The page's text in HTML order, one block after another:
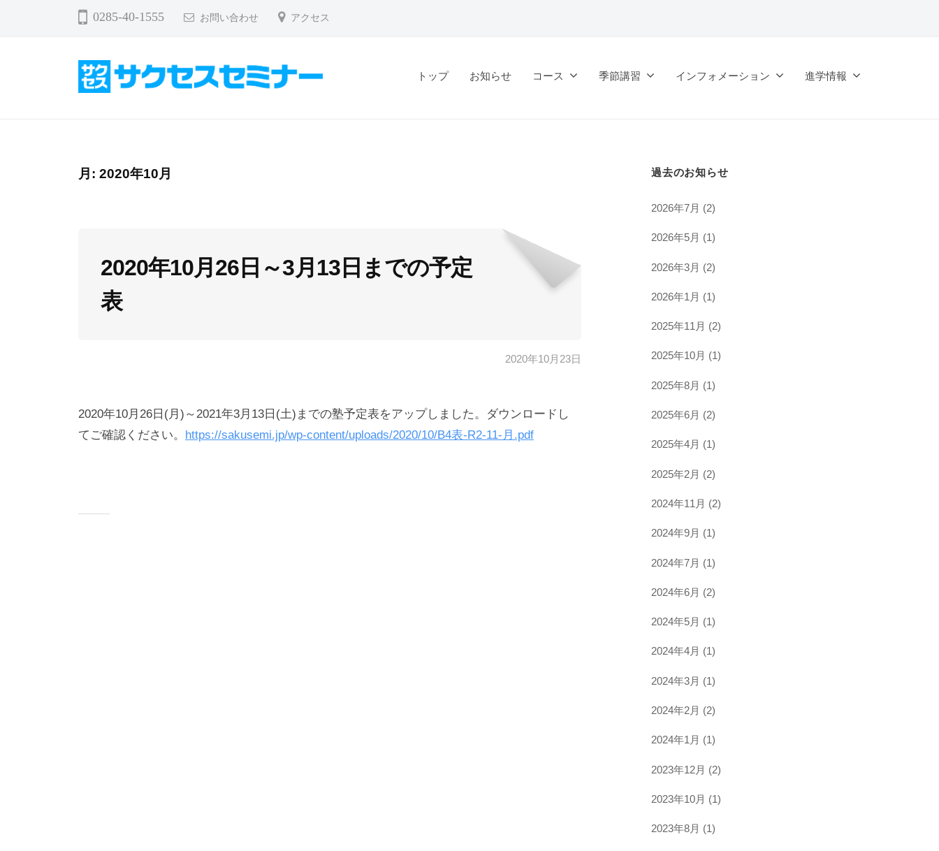
0285-40-1555 お問い合わせ アクセス
ス
トップ お知らせ コース 季節講習 インフォメーション 進学情報
月: 2020年10月
2020年10月26日～3月13日までの予定
表
2020年10月23日
2020年10月26日(月)～2021年3月13日(土)までの塾予定表をアップしました。ダウンロードし
てご確認ください。
https://sakusemi.jp/wp-content/uploads/2020/10/B4表-R2-11-月.pdf
過去のお知らせ
2026年7月 (2)
2026年5月 (1)
2026年3月 (2)
2026年1月 (1)
2025年11月 (2)
2025年10月 (1)
2025年8月 (1)
2025年6月 (2)
2025年4月 (1)
2025年2月 (2)
2024年11月 (2)
2024年9月 (1)
2024年7月 (1)
2024年6月 (2)
2024年5月 (1)
2024年4月 (1)
2024年3月 (1)
2024年2月 (2)
2024年1月 (1)
2023年12月 (2)
2023年10月 (1)
2023年8月 (1)
ク
セ
ミ